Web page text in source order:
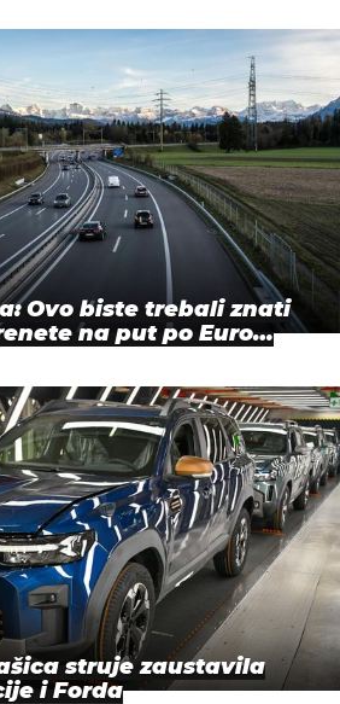
Ovo biste trebali znati
na put po Euro…
struje zaustavila
i Forda